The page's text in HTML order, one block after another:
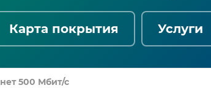
Карта покрытия Услуги
500 Мбит/с